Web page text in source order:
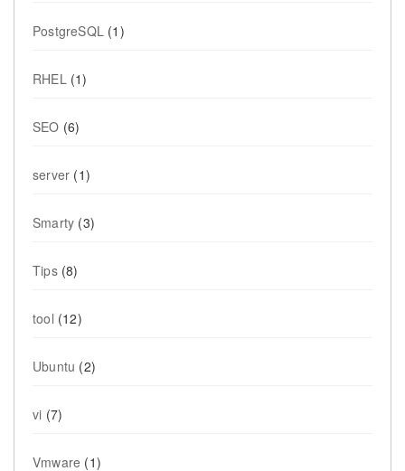
PostgreSQL (1)
RHEL (1)
SEO (6)
server (1)
Smarty (3)
Tips(8)
tool (12)
Ubuntu (2)
vi (7)
Vmware (1)